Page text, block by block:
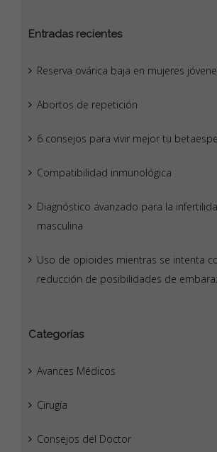
Entradas recientes
Reserva ovárica baja en mujeres
Abortos de repetición
6 consejos para vivir mejor tu
Compatibilidad inmunológica
Diagnóstico avanzado para la
masculina
Uso de opioides mientras se intenta
reducción de posibilidades de
Categorías
Avances Médicos
Cirugía
Consejos del Doctor